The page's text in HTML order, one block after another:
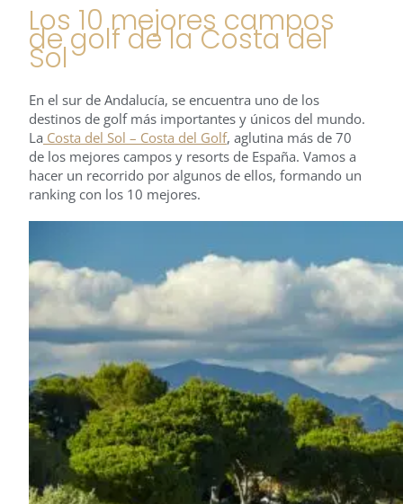
Los 10 mejores campos
de golf de la Costa del
Sol
En el sur de Andalucía, se encuentra uno de los
destinos de golf más importantes y únicos del mundo.
La Costa del Sol – Costa del Golf, aglutina más de 70
de los mejores campos y resorts de España. Vamos a
hacer un recorrido por algunos de ellos, formando un
ranking con los 10 mejores.